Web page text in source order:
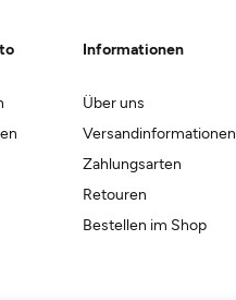
Informationen
Über uns
Versandinformationen
Zahlungsarten
Retouren
Bestellen im Shop